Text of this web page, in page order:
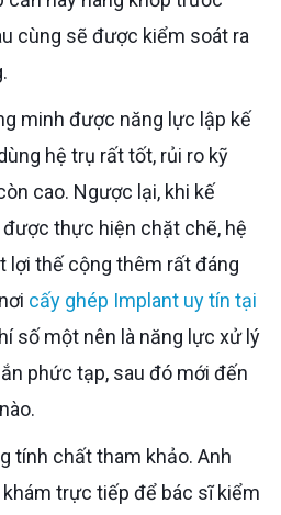
cùng sẽ được kiểm soát ra
hệ trụ rất tốt, rủi ro kỹ
cao. Ngược lại, khi kế
thực hiện chặt chẽ, hệ
lợi thế cộng thêm rất đáng
cấy ghép Implant uy tín tại
số một nên là năng lực xử lý
phức tạp, sau đó mới đến
khám trực tiếp để bác sĩ kiểm